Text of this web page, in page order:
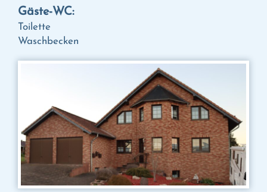
Gäste-WC:
Toilette
Waschbecken